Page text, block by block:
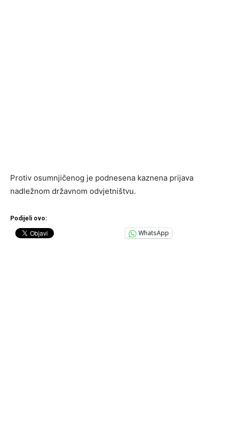
Protiv osumnjičenog je podnesena kaznena prijava
nadležnom državnom odvjetništvu.
Podijeli ovo:
WhatsApp